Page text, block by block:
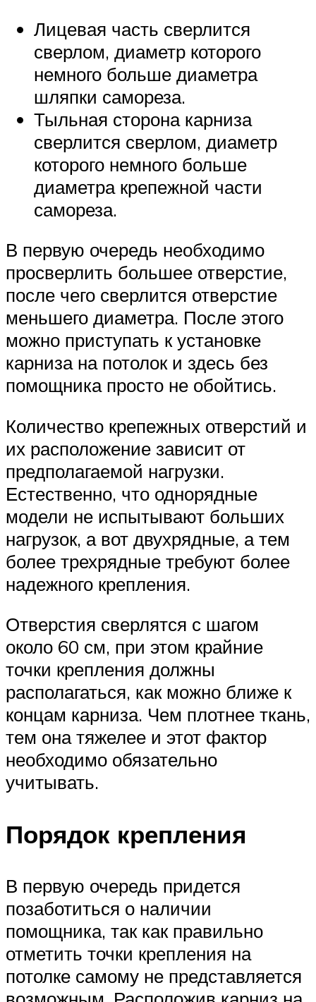
Лицевая часть сверлится
сверлом, диаметр которого
немного больше диаметра
шляпки самореза.
Тыльная сторона карниза
сверлится сверлом, диаметр
которого немного больше
диаметра крепежной части
самореза.
В первую очередь необходимо
просверлить большее отверстие,
после чего сверлится отверстие
меньшего диаметра. После этого
можно приступать к установке
карниза на потолок и здесь без
помощника просто не обойтись.
Количество крепежных отверстий и
их расположение зависит от
предполагаемой нагрузки.
Естественно, что однорядные
модели не испытывают больших
нагрузок, а вот двухрядные, а тем
более трехрядные требуют более
надежного крепления.
Отверстия сверлятся с шагом
около 60 см, при этом крайние
точки крепления должны
располагаться, как можно ближе к
концам карниза. Чем плотнее ткань,
тем она тяжелее и этот фактор
необходимо обязательно
учитывать.
Порядок крепления
В первую очередь придется
позаботиться о наличии
помощника, так как правильно
отметить точки крепления на
потолке самому не представляется